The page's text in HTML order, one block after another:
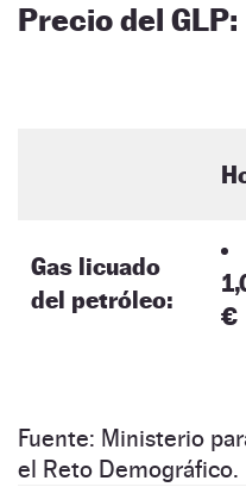
Precio del GLP:
Gas licuado
del petróleo:
€
Fuente: Ministerio
el Reto Demográfico.